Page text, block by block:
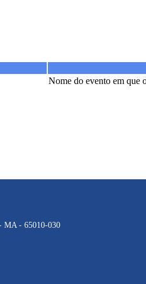
Nome do evento em que
MA - 65010-030